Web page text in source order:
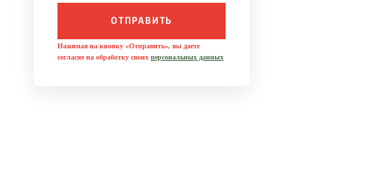
ОТПРАВИТЬ
Нажимая на кнопку «Отправить», вы даете
согласие на обработку своих персональных данных